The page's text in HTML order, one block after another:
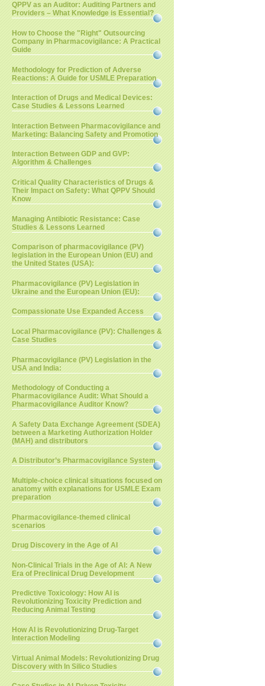
QPPV as an Auditor: Auditing Partners and
Providers – What Knowledge is Essential?
How to Choose the "Right" Outsourcing
Company in Pharmacovigilance: A Practical
Guide
Methodology for Prediction of Adverse
Reactions: A Guide for USMLE Preparation
Interaction of Drugs and Medical Devices:
Case Studies & Lessons Learned
Interaction Between Pharmacovigilance and
Marketing: Balancing Safety and Promotion
Interaction Between GDP and GVP:
Algorithm & Challenges
Critical Quality Characteristics of Drugs &
Their Impact on Safety: What QPPV Should
Know
Managing Antibiotic Resistance: Case
Studies & Lessons Learned
Comparison of pharmacovigilance (PV)
legislation in the European Union (EU) and
the United States (USA):
Pharmacovigilance (PV) Legislation in
Ukraine and the European Union (EU):
Compassionate Use Expanded Access
Local Pharmacovigilance (PV): Challenges &
Case Studies
Pharmacovigilance (PV) Legislation in the
USA and India:
Methodology of Conducting a
Pharmacovigilance Audit: What Should a
Pharmacovigilance Auditor Know?
A Safety Data Exchange Agreement (SDEA)
between a Marketing Authorization Holder
(MAH) and distributors
A Distributor’s Pharmacovigilance System
Multiple-choice clinical situations focused on
anatomy with explanations for USMLE Exam
preparation
Pharmacovigilance-themed clinical
scenarios
Drug Discovery in the Age of AI
Non-Clinical Trials in the Age of AI: A New
Era of Preclinical Drug Development
Predictive Toxicology: How AI is
Revolutionizing Toxicity Prediction and
Reducing Animal Testing
How AI is Revolutionizing Drug-Target
Interaction Modeling
Virtual Animal Models: Revolutionizing Drug
Discovery with In Silico Studies